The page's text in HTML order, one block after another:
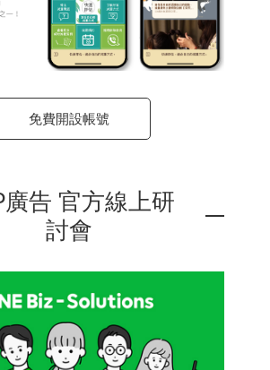
免費開設帳號
廣告 官方線上研
討會